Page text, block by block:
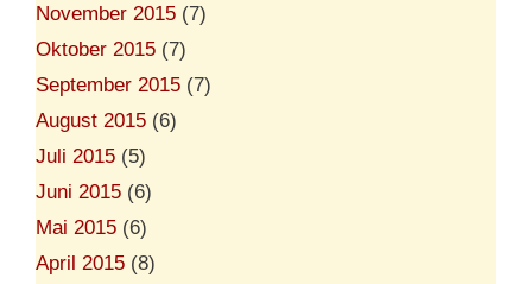
November 2015 (7)
Oktober 2015 (7)
September 2015 (7)
August 2015 (6)
Juli 2015 (5)
Juni 2015 (6)
Mai 2015 (6)
April 2015 (8)